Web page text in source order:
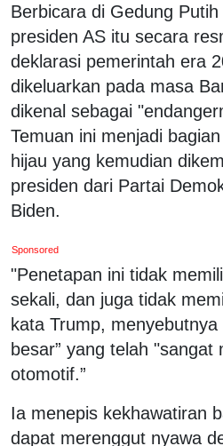
Berbicara di Gedung
presiden AS itu secara
deklarasi pemerintah era
dikeluarkan pada masa
dikenal sebagai
Temuan ini menjadi
hijau yang kemudian
presiden dari Partai
Biden.
Sponsored
"Penetapan ini tidak
sekali, dan juga tidak
kata Trump,
besar” yang telah "sangat
otomotif.”
Ia menepis kekhawatiran
dapat merenggut nyawa